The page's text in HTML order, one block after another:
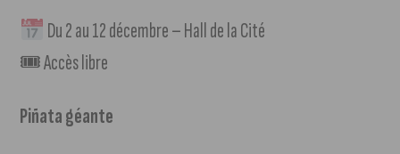
Du 2 au 12 décembre – Hall de la Cité
🎟 Accès libre
Piñata géante